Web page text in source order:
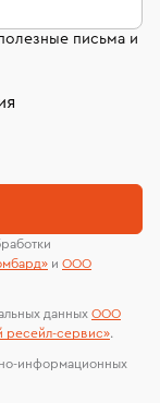
письма и
и ООО
данных ООО
сервиc».
информационных